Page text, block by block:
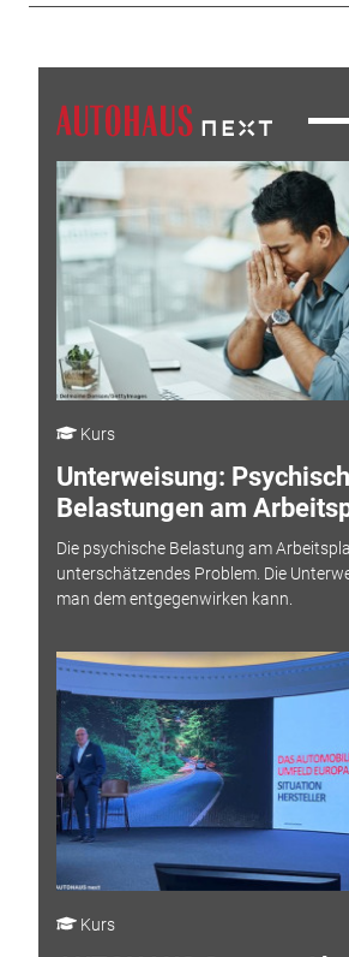
Kurs
Unterweisung:
Belastungen am
Die psychische Belastung am
unterschätzendes Problem. Die
man dem entgegenwirken kann.
Kurs